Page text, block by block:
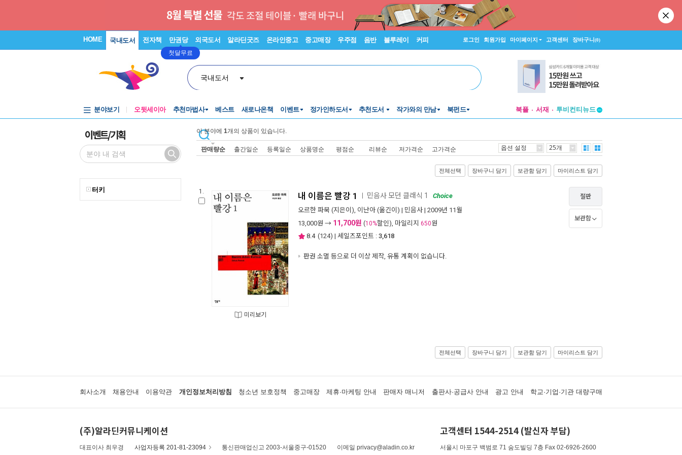
HOME 국내도서 전자책 만권당
첫달무료
외국도서 알라딘굿즈 온라인중고 중고매장 우주점 음반 블루레이 커피 로그인 회원가입 마이페이지 고객센터 장바구니(0)
국내도서
분야보기 오뒷세이아 추천마법사 베스트 새로나온책 이벤트 정가인하도서 추천도서 작가와의 만남 북펀드 북플 서재
투비컨티뉴드
이벤트/기획
터키
이 분야에 1개의 상품이 있습니다.
판매량순 출간일순 등록일순 상품명순 평점순 리뷰순 저가격순 고가격순 옵션 설정 25개
전체선택 장바구니 담기 보관함 담기 마이리스트 담기
1.
미리보기
내 이름은 빨강 1 민음사 모던 클래식 1
Choice
오르한 파묵 (지은이), 이난아 (옮긴이) | 민음사 | 2009년 11월
13,000원 → 11,700원 (10%할인), 마일리지 650원
8.4 (124) | 세일즈포인트 : 3,618
판권 소멸 등으로 더 이상 제작, 유통 계획이 없습니다.
절판
보관함
전체선택 장바구니 담기 보관함 담기 마이리스트 담기
회사소개 채용안내 이용약관 개인정보처리방침 청소년 보호정책 중고매장 제휴·마케팅 안내 판매자 매니저 출판사·공급사 안내 광고 안내 학교·기업·기관 대량구매
(주)알라딘커뮤니케이션
대표이사 최우경 사업자등록 201-81-23094 통신판매업신고 2003-서울중구-01520 이메일 privacy@aladin.co.kr
고객센터 1544-2514 (발신자 부담)
서울시 마포구 백범로 71 숨도빌딩 7층 Fax 02-6926-2600